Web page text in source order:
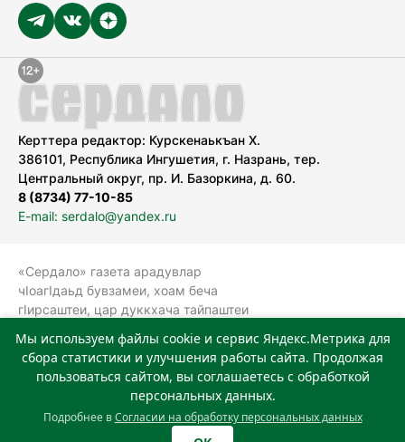
Керттера редактор: Курскенаькъан Х.
386101, Республика Ингушетия, г. Назрань, тер.
Центральный округ, пр. И. Базоркина, д. 60.
8 (8734) 77-10-85
E-mail: serdalo@yandex.ru
«Сердало» газета арадувлар
чIоагIдаьд бувзамеи, хоам беча
гIирсаштеи, цар дуккхача тайпаштеи
болхлоша (Роскомнадзор).
Реестровая запись СМИ: ЭЛ № ФС 77-
78323 от 15.05.2020 г. Учредитель:
Государственное автономное
учреждение «Издательский дом
Мы используем файлы cookie и сервис Яндекс.Метрика для
сбора статистики и улучшения работы сайта. Продолжая
пользоваться сайтом, вы соглашаетесь с обработкой
персональных данных.
Подробнее вСогласии на обработку персональных данных